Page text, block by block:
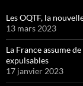
Les OQTF, la
13 mars 2023
La France assume
expulsables
17 janvier 2023